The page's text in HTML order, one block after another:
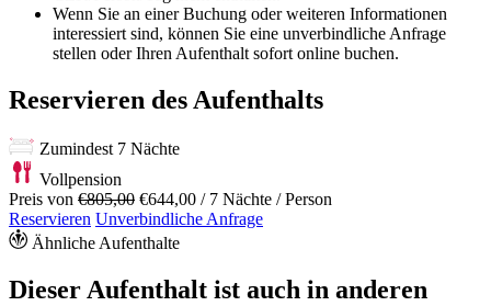
Wenn Sie an einer Buchung oder weiteren Informationen
interessiert sind, können Sie eine unverbindliche Anfrage
stellen oder Ihren Aufenthalt sofort online buchen.
Reservieren des Aufenthalts
Zumindest 7 Nächte
Vollpension
Preis von €805,00 €644,00 / 7 Nächte / Person
Reservieren Unverbindliche Anfrage
Ähnliche Aufenthalte
Dieser Aufenthalt ist auch in anderen